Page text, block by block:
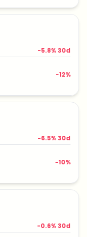
-5.8% 30d
-12%
-6.5% 30d
-10%
-0.6% 30d